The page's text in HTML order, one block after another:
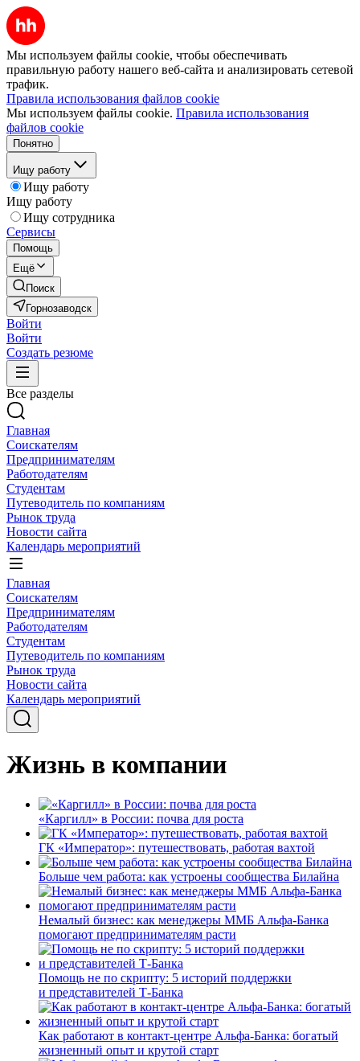
Мы используем файлы cookie, чтобы обеспечивать
правильную работу нашего веб-сайта и анализировать сетевой
трафик.
Правила использования файлов cookie
Мы используем файлы cookie. Правила использования
файлов cookie
Понятно
Ищу работу
Ищу работу
Ищу работу
Ищу сотрудника
Сервисы
Помощь
Ещё
Поиск
Горнозаводск
Войти
Войти
Создать резюме
Все разделы
Главная
Соискателям
Предпринимателям
Работодателям
Студентам
Путеводитель по компаниям
Рынок труда
Новости сайта
Календарь мероприятий
Главная
Соискателям
Предпринимателям
Работодателям
Студентам
Путеводитель по компаниям
Рынок труда
Новости сайта
Календарь мероприятий
Жизнь в компании
«Каргилл» в России: почва для роста
ГК «Император»: путешествовать, работая вахтой
Больше чем работа: как устроены сообщества Билайна
Немалый бизнес: как менеджеры ММБ Альфа-Банка
помогают предпринимателям расти
Помощь не по скрипту: 5 историй поддержки
и представителей Т-Банка
Как работают в контакт-центре Альфа-Банка: богатый
жизненный опыт и крутой старт